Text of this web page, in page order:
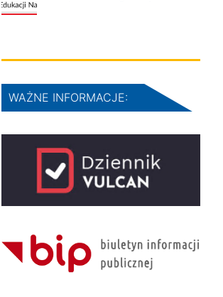
WAŻNE INFORMACJE: